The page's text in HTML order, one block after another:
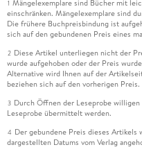
1 Mängelexemplare sind Bücher mit
einschränken. Mängelexemplare sind
Die frühere Buchpreisbindung ist
sich auf den gebundenen Preis eines
2 Diese Artikel unterliegen nicht der
wurde aufgehoben oder der Preis
Alternative wird Ihnen auf der
beziehen sich auf den vorherigen Preis.
3 Durch Öffnen der Leseprobe
Leseprobe übermittelt werden.
4 Der gebundene Preis dieses
dargestellten Datums vom Verlag